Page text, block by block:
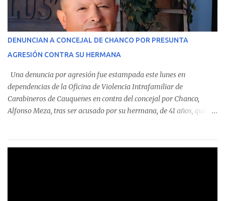
identificó a cuatro funcionarios involucrados en este tipo de
operaciones. Asimismo, se precisa que uno de los casos
corresponde a un funcionario de la Municipalidad de Chanco,
detectaron incumplimientos a la normativa vigente. El informe
precisa que la mayor cantidad de dinero apostado se registró en
Talca, donde...
DENUNCIAN A CONCEJAL DE CHANCO POR PRESUNTA
AGRESIÓN CONTRA SU HERMANA
Una denuncia por agresión fue estampada este lunes en
dependencias de la Oficina de Violencia Intrafamiliar de
Carabineros de Cauquenes en contra del concejal por Chanco,
Alfonso Meza, tras ser acusado por su hermana, de 41 años, quien
relató que los hechos ocurrieron cerca de las 11:30 horas en el